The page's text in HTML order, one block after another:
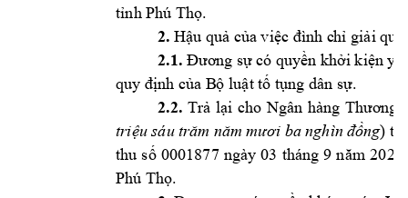
tỉnh Phú Thọ.
2. Hậu quả của việc đình chỉ giải
2.1. Đương sự có quyền khởi kiện yê
quy định của Bộ luật tố tụng dân sự.
2.2. Trả lại cho Ngân hàng Thương
triệu sáu trăm năm mươi ba nghìn đồng)
thu số 0001877 ngày 03 tháng 9 năm 2025
Phú Thọ.